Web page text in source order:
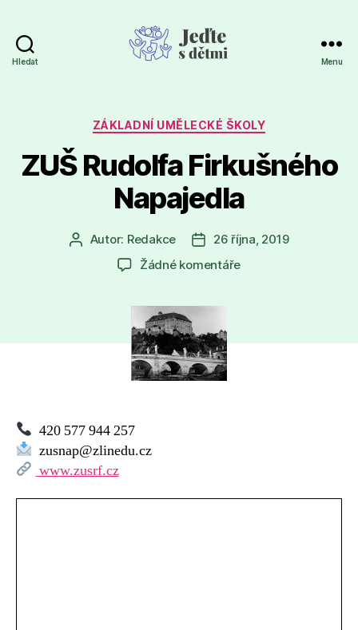
Hledat Menu
Rubriky
ZÁKLADNÍ UMĚLECKÉ ŠKOLY
ZUŠ Rudolfa Firkušného
Napajedla
Autor
příspěvku
Autor: Redakce
Datum
příspěvku
26 října, 2019
Žádné komentářeu
420 577 944 257
zusnap@zlinedu.cz
www.zusrf.cz